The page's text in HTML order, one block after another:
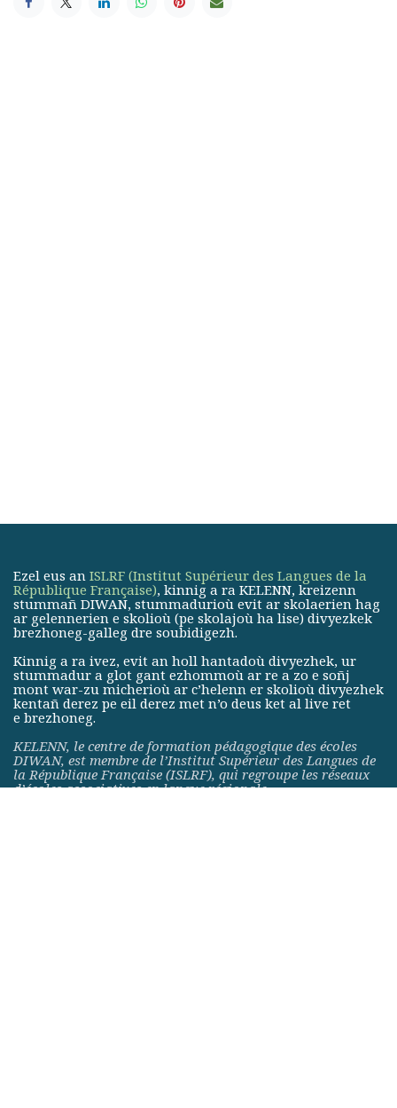
Ezel eus an ISLRF (Institut Supérieur des Langues de la
République Française), kinnig a ra KELENN, kreizenn
stummañ DIWAN, stummadurioù evit ar skolaerien hag
ar gelennerien e skolioù (pe skolajoù ha lise) divyezkek
brezhoneg-galleg dre soubidigezh.
Kinnig a ra ivez, evit an holl hantadoù divyezhek, ur
stummadur a glot gant ezhommoù ar re a zo e soñj
mont war-zu micherioù ar c’helenn er skolioù divyezhek
kentañ derez pe eil derez met n’o deus ket al live ret
e brezhoneg.
KELENN, le centre de formation pédagogique des écoles
DIWAN, est membre de l’Institut Supérieur des Langues de
la République Française (ISLRF), qui regroupe les réseaux
d’écoles associatives en langue régionale.